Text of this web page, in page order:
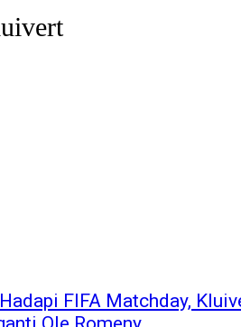
FIFA Matchday,